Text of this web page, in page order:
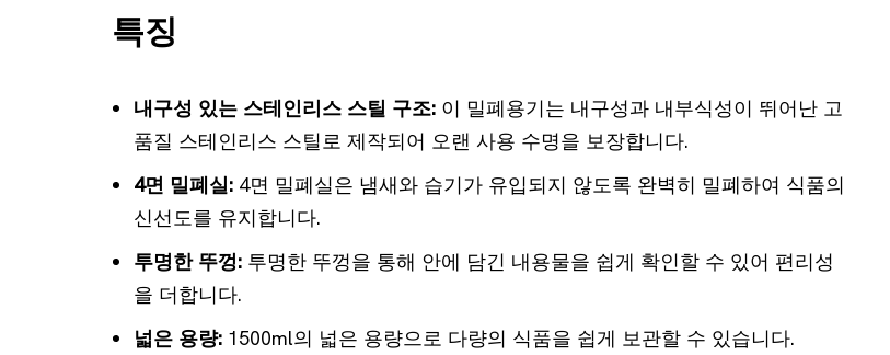
특징
내구성 있는 스테인리스 스틸 구조: 이 밀폐용기는 내구성과 내부식성이 뛰어난 고
품질 스테인리스 스틸로 제작되어 오랜 사용 수명을 보장합니다.
4면 밀폐실: 4면 밀폐실은 냄새와 습기가 유입되지 않도록 완벽히 밀폐하여 식품의
신선도를 유지합니다.
투명한 뚜껑: 투명한 뚜껑을 통해 안에 담긴 내용물을 쉽게 확인할 수 있어 편리성
을 더합니다.
넓은 용량: 1500ml의 넓은 용량으로 다량의 식품을 쉽게 보관할 수 있습니다.